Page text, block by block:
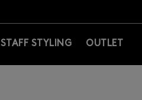
際は会員登録を！
際は会員登録を！
STAFF STYLING OUTLET